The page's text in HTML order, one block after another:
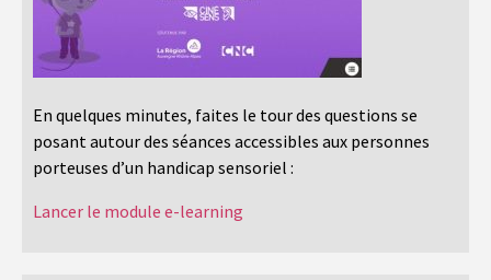
En quelques minutes, faites le tour des questions se
posant autour des séances accessibles aux personnes
porteuses d’un handicap sensoriel :
Lancer le module e-learning